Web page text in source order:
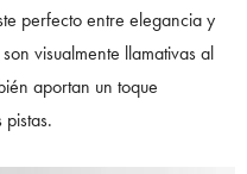
perfecto entre elegancia y
visualmente llamativas al
aportan un toque